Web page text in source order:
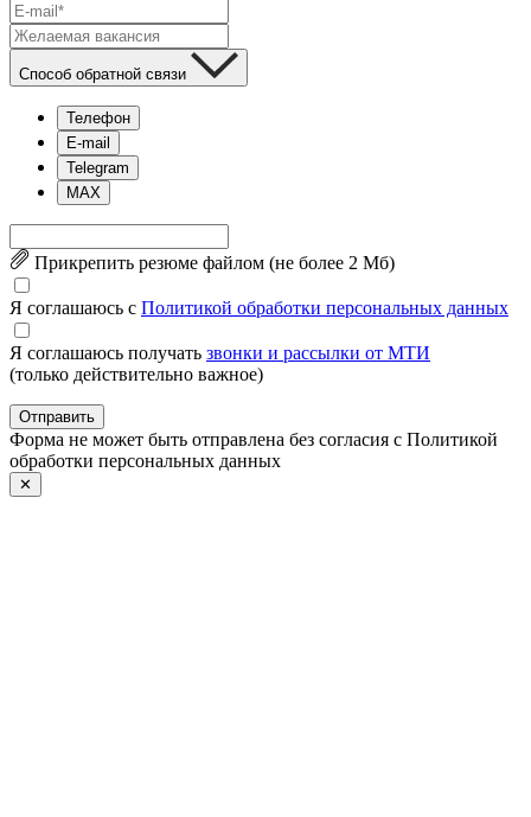
Способ обратной связи
Телефон
E-mail
Telegram
MAX
Прикрепить резюме файлом (не более 2 Mб)
Я соглашаюсь с Политикой обработки персональных данных
Я соглашаюсь получать звонки и рассылки от МТИ
(только действительно важное)
Отправить
Форма не может быть отправлена без согласия с Политикой
обработки персональных данных
✕